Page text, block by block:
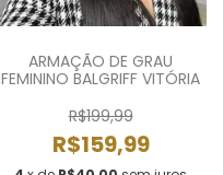
ARMAÇÃO DE GRAU
FEMININO BALGRIFF VITÓRIA
R$199,99
R$159,99